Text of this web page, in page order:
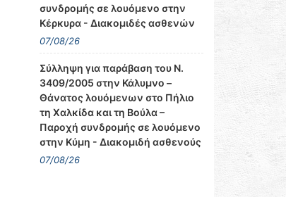
συνδρομής σε λουόμενο στην
Κέρκυρα - Διακομιδές ασθενών
07/08/26
Σύλληψη για παράβαση του Ν.
3409/2005 στην Κάλυμνο –
Θάνατος λουόμενων στο Πήλιο
τη Χαλκίδα και τη Βούλα –
Παροχή συνδρομής σε λουόμενο
στην Κύμη - Διακομιδή ασθενούς
07/08/26